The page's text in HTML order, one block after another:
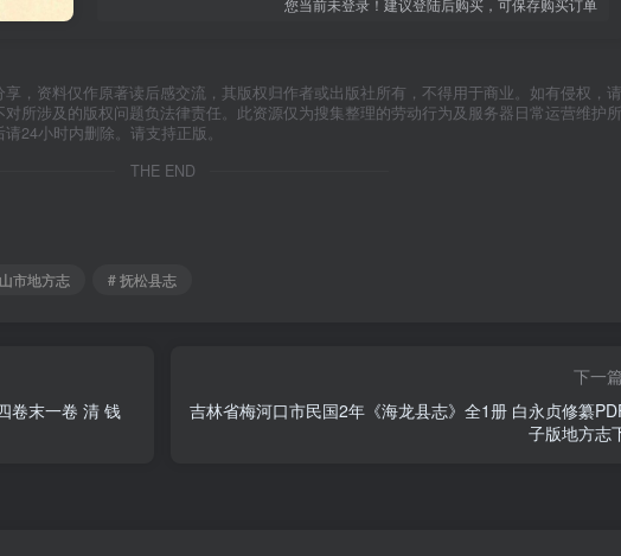
，资料仅作原著读后感交流，其版权归作者或出版社所有，不得用于商业。如有侵权，请
所涉及的版权问题负法律责任。此资源仅为搜集整理的劳动行为及服务器日常运营维护所
24小时内删除。请支持正版。
THE END
市地方志 # 抚松县志
卷末一卷 清 钱
下一篇
吉林省梅河口市民国2年《海龙县志》全1册 白永贞修纂
子版地方志